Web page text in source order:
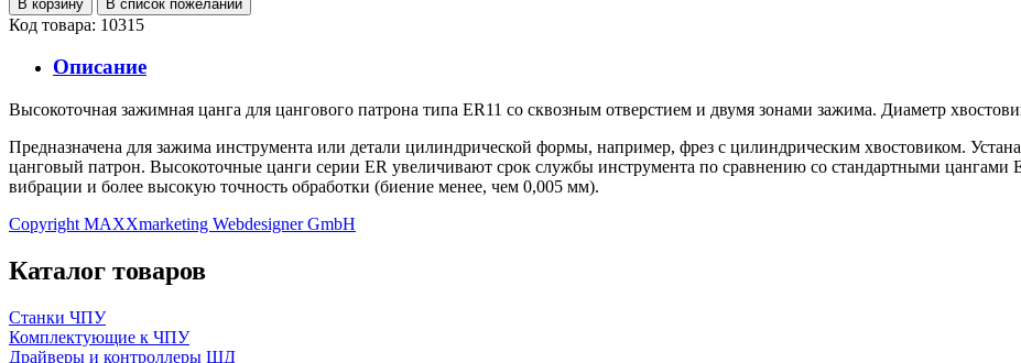
Код товара: 10315
Описание
Высокоточная зажимная цанга для цангового патрона типа ER11 со сквозным отверстием и двумя зонами зажима. Диаметр
Предназначена для зажима инструмента или детали цилиндрической формы, например, фрез с цилиндрическим хвостовиком.
цанговый патрон. Высокоточные цанги серии ER увеличивают срок службы инструмента по сравнению со стандартными
вибрации и более высокую точность обработки (биение менее, чем 0,005 мм).
Copyright MAXXmarketing Webdesigner GmbH
Каталог товаров
Станки ЧПУ
Комплектующие к ЧПУ
Драйверы и контроллеры ШД